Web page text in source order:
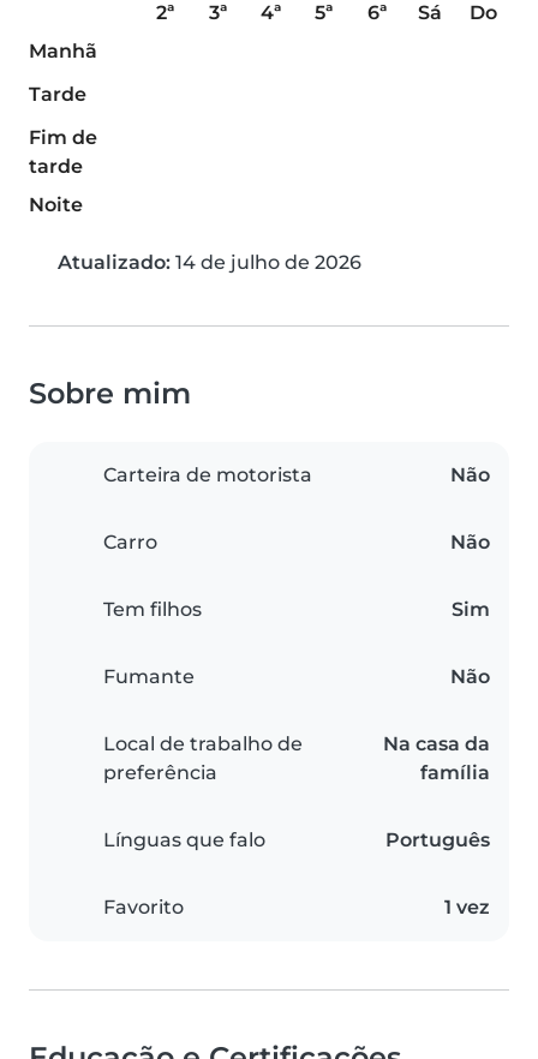
2ª 3ª 4ª 5ª 6ª Sá
Do
Manhã
Tarde
Fim de
tarde
Noite
Atualizado: 14 de julho de 2026
Sobre mim
Carteira de motorista Não
Carro Não
Tem filhos Sim
Fumante Não
Local de trabalho de
preferência
Na casa da
família
Línguas que falo Português
Favorito 1 vez